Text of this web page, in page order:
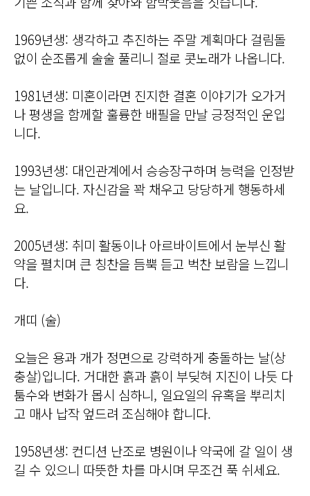
1969년생: 생각하고 추진하는 주말 계획마다 걸림돌
없이 순조롭게 술술 풀리니 절로 콧노래가 나옵니다.
1981년생: 미혼이라면 진지한 결혼 이야기가 오가거
나 평생을 함께할 훌륭한 배필을 만날 긍정적인 운입
니다.
1993년생: 대인관계에서 승승장구하며 능력을 인정받
는 날입니다. 자신감을 꽉 채우고 당당하게 행동하세
요.
2005년생: 취미 활동이나 아르바이트에서 눈부신 활
약을 펼치며 큰 칭찬을 듬뿍 듣고 벅찬 보람을 느낍니
다.
개띠 (술)
오늘은 용과 개가 정면으로 강력하게 충돌하는 날(상
충살)입니다. 거대한 흙과 흙이 부딪혀 지진이 나듯 다
툼수와 변화가 몹시 심하니, 일요일의 유혹을 뿌리치
고 매사 납작 엎드려 조심해야 합니다.
1958년생: 컨디션 난조로 병원이나 약국에 갈 일이 생
길 수 있으니 따뜻한 차를 마시며 무조건 푹 쉬세요.